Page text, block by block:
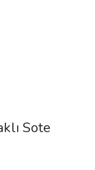
Sote